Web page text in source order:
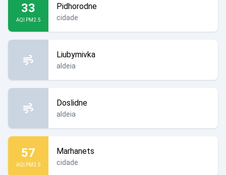
33
AQI PM2.5
Pidhorodne
cidade
Liubymivka
aldeia
Doslidne
aldeia
57
AQI PM2.5
Marhanets
cidade